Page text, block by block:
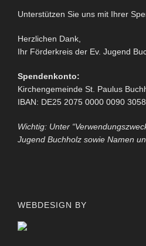
Unterstützen Sie uns mit Ihrer
Herzlichen Dank,
Ihr Förderkreis der Ev. Jugend
Spendenkonto:
Kirchengemeinde St. Paulus
IBAN: DE25 2075 0000 0090
Wichtig: Unter
Jugend Buchholz sowie Namen
WEBDESIGN BY